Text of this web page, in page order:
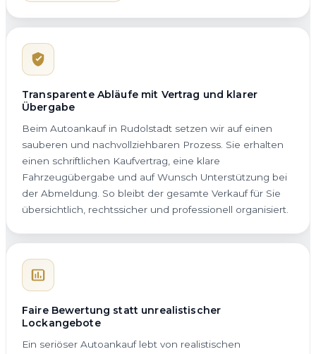
Transparente Abläufe mit Vertrag und klarer
Übergabe
Beim Autoankauf in Rudolstadt setzen wir auf einen
sauberen und nachvollziehbaren Prozess. Sie erhalten
einen schriftlichen Kaufvertrag, eine klare
Fahrzeugübergabe und auf Wunsch Unterstützung bei
der Abmeldung. So bleibt der gesamte Verkauf für Sie
übersichtlich, rechtssicher und professionell organisiert.
Faire Bewertung statt unrealistischer
Lockangebote
Ein seriöser Autoankauf lebt von realistischen